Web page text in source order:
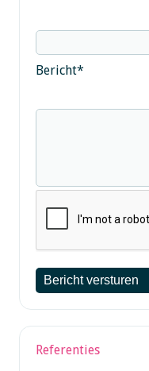
Bericht*
Referenties